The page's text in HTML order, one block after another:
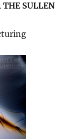
THE SULLEN